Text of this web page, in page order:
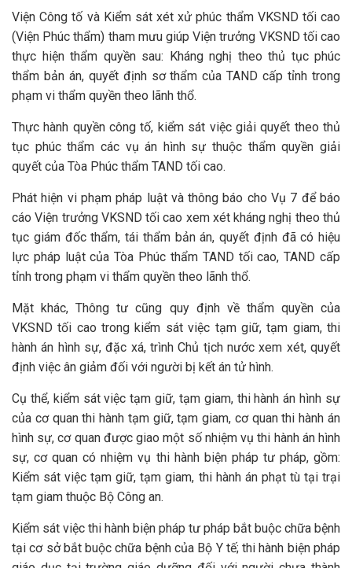
Viện Công tố và Kiểm sát xét xử phúc thẩm VKSND tối cao
(Viện Phúc thẩm) tham mưu giúp Viện trưởng VKSND tối cao
thực hiện thẩm quyền sau: Kháng nghị theo thủ tục phúc
thẩm bản án, quyết định sơ thẩm của TAND cấp tỉnh trong
phạm vi thẩm quyền theo lãnh thổ.
Thực hành quyền công tố, kiểm sát việc giải quyết theo thủ
tục phúc thẩm các vụ án hình sự thuộc thẩm quyền giải
quyết của Tòa Phúc thẩm TAND tối cao.
Phát hiện vi phạm pháp luật và thông báo cho Vụ 7 để báo
cáo Viện trưởng VKSND tối cao xem xét kháng nghị theo thủ
tục giám đốc thẩm, tái thẩm bản án, quyết định đã có hiệu
lực pháp luật của Tòa Phúc thẩm TAND tối cao, TAND cấp
tỉnh trong phạm vi thẩm quyền theo lãnh thổ.
Mặt khác, Thông tư cũng quy định về thẩm quyền của
VKSND tối cao trong kiểm sát việc tạm giữ, tạm giam, thi
hành án hình sự, đặc xá, trình Chủ tịch nước xem xét, quyết
định việc ân giảm đối với người bị kết án tử hình.
Cụ thể, kiểm sát việc tạm giữ, tạm giam, thi hành án hình sự
của cơ quan thi hành tạm giữ, tạm giam, cơ quan thi hành án
hình sự, cơ quan được giao một số nhiệm vụ thi hành án hình
sự, cơ quan có nhiệm vụ thi hành biện pháp tư pháp, gồm:
Kiểm sát việc tạm giữ, tạm giam, thi hành án phạt tù tại trại
tạm giam thuộc Bộ Công an.
Kiểm sát việc thi hành biện pháp tư pháp bắt buộc chữa bệnh
tại cơ sở bắt buộc chữa bệnh của Bộ Y tế; thi hành biện pháp